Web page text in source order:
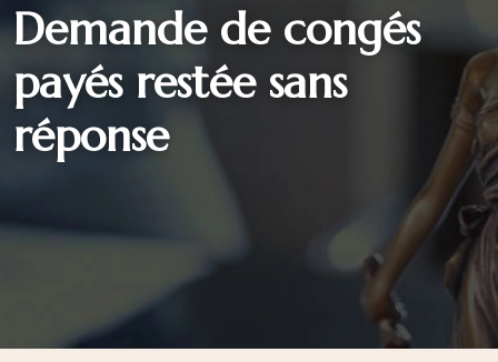
Demande de congés
payés restée sans
réponse